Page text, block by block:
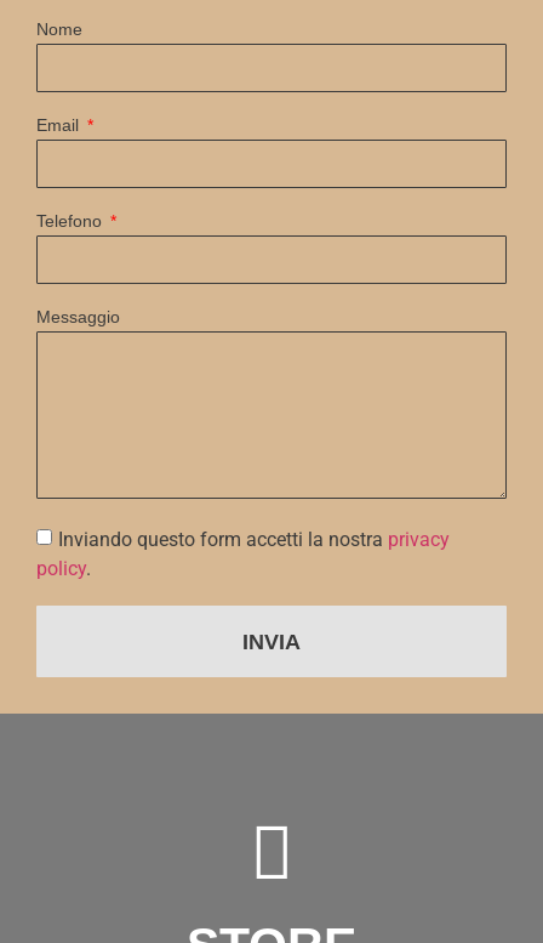
Nome
Email
Telefono
Messaggio
Inviando questo form accetti la nostra privacy
policy.
INVIA